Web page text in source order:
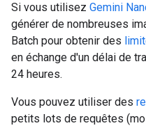
Si vous utilisez Gemini
générer de nombreuses
Batch pour obtenir des
en échange d'un délai de
24 heures.
Vous pouvez utiliser des
petits lots de requêtes